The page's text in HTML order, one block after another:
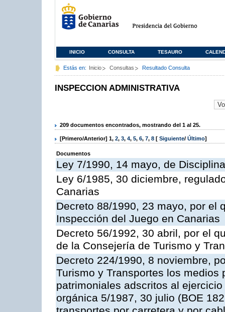
INICIO CONSULTA TESAURO
Estás en: Inicio Consultas Resultado Consulta
INSPECCION ADMINISTRATIVA
209 documentos encontrados, mostrando del 1 al 25.
[Primero/Anterior] 1, 2, 3, 4, 5, 6, 7, 8 [ Siguiente/ Último]
Documentos
Ley 7/1990, 14 mayo, de
Ley 6/1985, 30 diciembre,
Canarias
Decreto 88/1990, 23 mayo, por el
Inspección del Juego en Canarias
Decreto 56/1992, 30 abril, por el
de la Consejería de Turismo y
Decreto 224/1990, 8 noviembre,
Turismo y Transportes los
patrimoniales adscritos al
orgánica 5/1987, 30 julio (BOE